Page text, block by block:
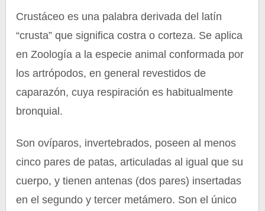
Crustáceo es una palabra derivada del latín
“crusta” que significa costra o corteza. Se aplica
en Zoología a la especie animal conformada por
los artrópodos, en general revestidos de
caparazón, cuya respiración es habitualmente
bronquial.
Son ovíparos, invertebrados, poseen al menos
cinco pares de patas, articuladas al igual que su
cuerpo, y tienen antenas (dos pares) insertadas
en el segundo y tercer metámero. Son el único